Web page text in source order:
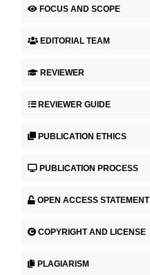
FOCUS AND SCOPE
EDITORIAL TEAM
REVIEWER
REVIEWER GUIDE
PUBLICATION ETHICS
PUBLICATION PROCESS
OPEN ACCESS STATEMENT
COPYRIGHT AND LICENSE
PLAGIARISM